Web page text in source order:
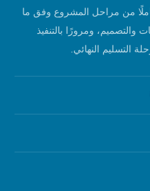
من مراحل المشروع وفق ما
والتصميم، ومرورًا بالتنفيذ
النهائي.